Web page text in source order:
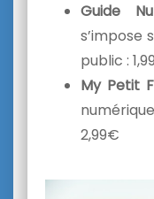
Guide
s’impose
public :
My Petit
2,99€